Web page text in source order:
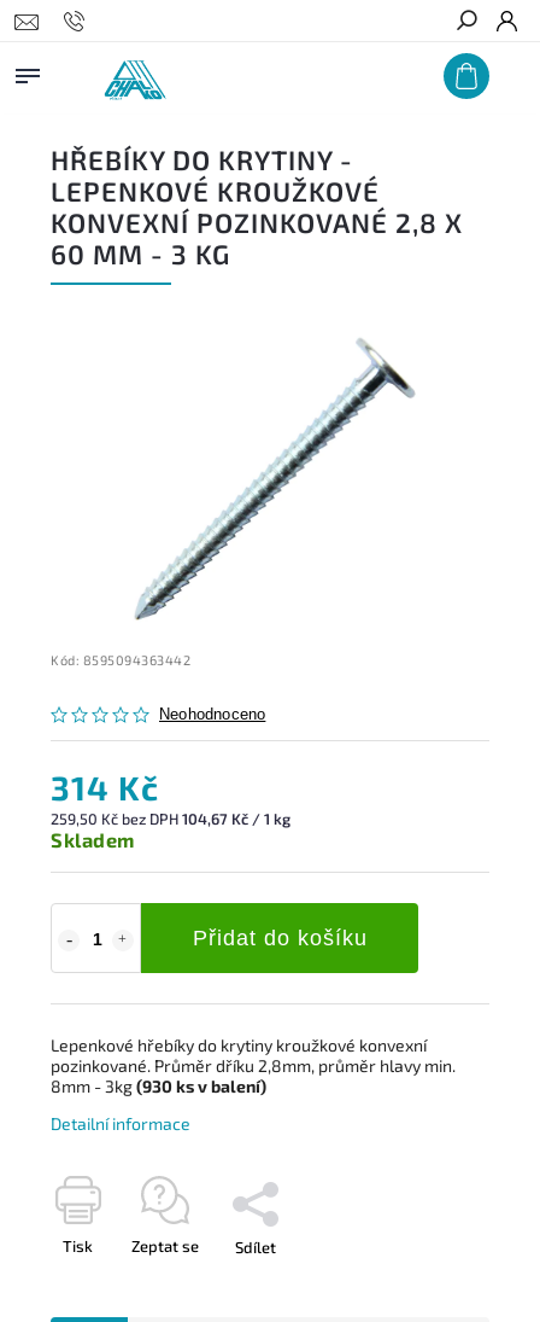
Hledat
HŘEBÍKY DO KRYTINY -
LEPENKOVÉ KROUŽKOVÉ
KONVEXNÍ POZINKOVANÉ 2,8 X
60 MM - 3 KG
Kód: 8595094363442
Neohodnoceno
314 Kč
259,50 Kč bez DPH104,67 Kč / 1 kg
Skladem
Přidat do košíku
Lepenkové hřebíky do krytiny kroužkové konvexní
pozinkované. Průměr dříku 2,8mm, průměr hlavy min.
8mm - 3kg(930ksv balení)
Detailní informace
Tisk Zeptat se Sdílet